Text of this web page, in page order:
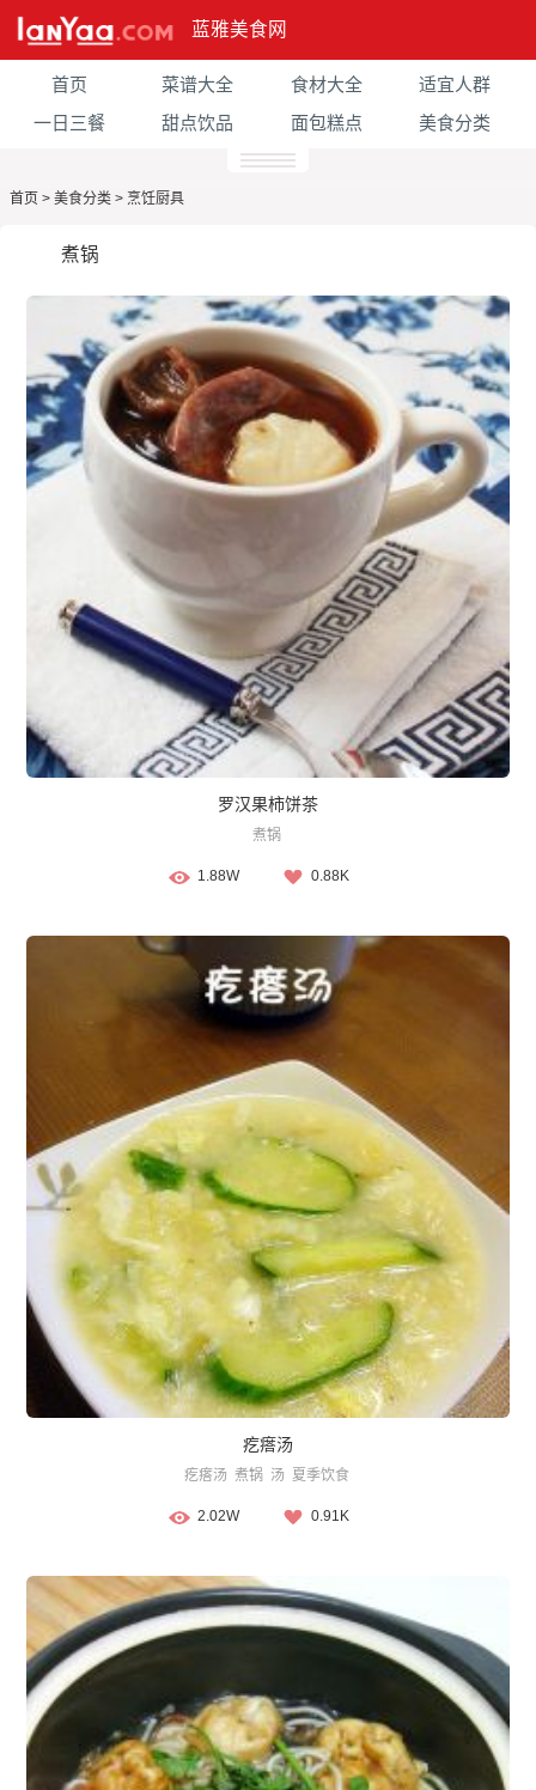
蓝雅美食网
首页 菜谱大全 食材大全
适宜人群
一日三餐
甜点饮品 面包糕点 美食分类
首页 > 美食分类 > 烹饪厨具
煮锅
罗汉果柿饼茶
煮锅
1.88W 0.88K
疙瘩汤
疙瘩汤 煮锅 汤 夏季饮食
2.02W 0.91K